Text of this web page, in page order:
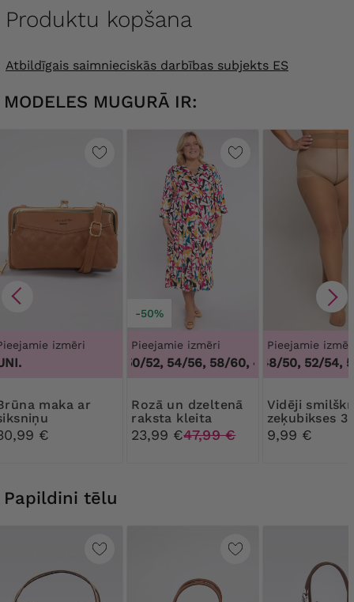
Produktu kopšana
Atbildīgais saimnieciskās darbības subjekts ES
MODELES MUGURĀ IR:
izmēri
ar
€
-50%
Pieejamie izmēri
46/48, 50/52, 54/56, 58/60, 46/48, 50/52,
Rozā un dzeltenā
raksta kleita
23,99 €47,99 €
Pieejamie
44/46, 48/50, 52/54,
Vidēji smilškrāsas
zeķubikses
Ribessa
9,99 €
Papildini tēlu